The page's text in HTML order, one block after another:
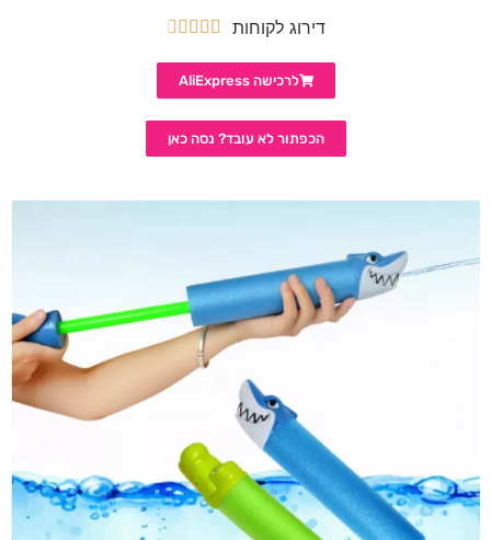
דירוג לקוחות 




לרכישה AliExpress
הכפתור לא עובד? נסה כאן